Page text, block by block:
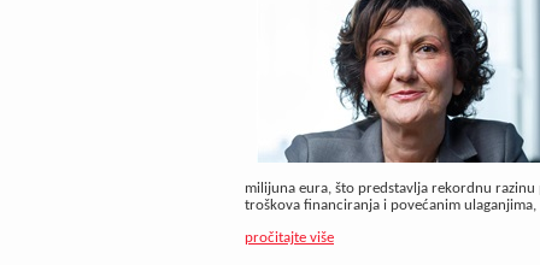
milijuna eura, što predstavlja rekordnu
troškova financiranja i povećanim
pročitajte više